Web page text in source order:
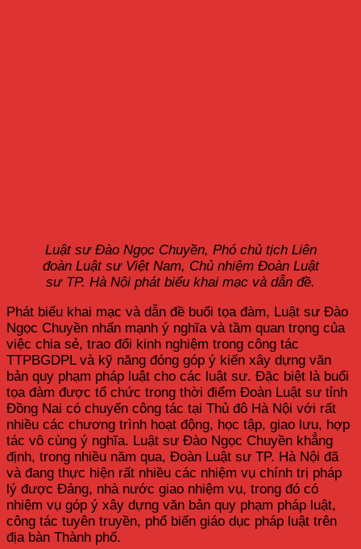
Luật sư Đào Ngọc Chuyền, Phó chủ tịch Liên
đoàn Luật sư Việt Nam, Chủ nhiệm Đoàn Luật
sư TP. Hà Nội phát biểu khai mạc và dẫn đề.
Phát biểu khai mạc và dẫn đề buổi tọa đàm, Luật sư Đào
Ngọc Chuyền nhấn mạnh ý nghĩa và tầm quan trọng của
việc chia sẻ, trao đổi kinh nghiệm trong công tác
TTPBGDPL và kỹ năng đóng góp ý kiến xây dựng văn
bản quy phạm pháp luật cho các luật sư. Đặc biệt là buổi
tọa đàm được tổ chức trong thời điểm Đoàn Luật sư tỉnh
Đồng Nai có chuyến công tác tại Thủ đô Hà Nội với rất
nhiều các chương trình hoạt động, học tập, giao lưu, hợp
tác vô cùng ý nghĩa. Luật sư Đào Ngọc Chuyền khẳng
định, trong nhiều năm qua, Đoàn Luật sư TP. Hà Nội đã
và đang thực hiện rất nhiều các nhiệm vụ chính trị pháp
lý được Đảng, nhà nước giao nhiệm vụ, trong đó có
nhiệm vụ góp ý xây dựng văn bản quy phạm pháp luật,
công tác tuyên truyền, phổ biến giáo dục pháp luật trên
địa bàn Thành phố.